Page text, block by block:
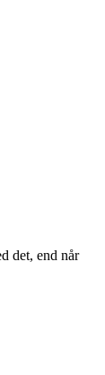
det, end når